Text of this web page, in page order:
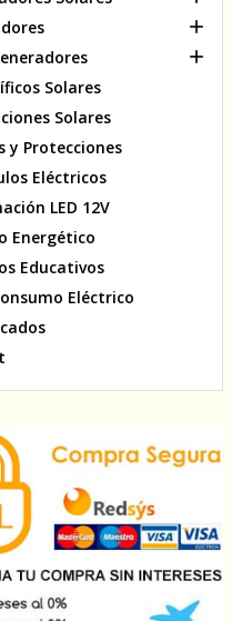


Solares
Solares
y Protecciones
Eléctricos
LED 12V
Energético
Educativos
Eléctrico